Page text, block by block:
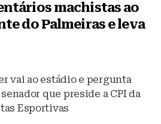
machistas ao
do Palmeiras e leva
vai ao estádio e pergunta
que preside a CPI da
Esportivas